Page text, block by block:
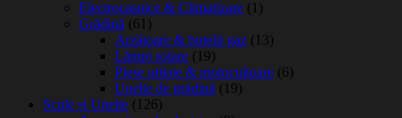
Electrocasnice & Climatizare (1)
Grădină (61)
Arzătoare & butelii gaz (13)
Lămpi solare (19)
Piese utilaje & motocultoare (6)
Unelte de grădină (19)
Scule și Unelte (126)